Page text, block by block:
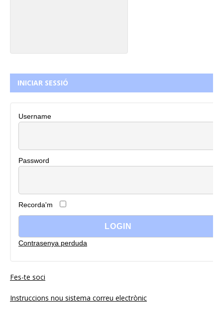
INICIAR SESSIÓ
Username
Password
Recorda'm
Contrasenya perduda
Fes-te soci
Instruccions nou sistema correu electrònic